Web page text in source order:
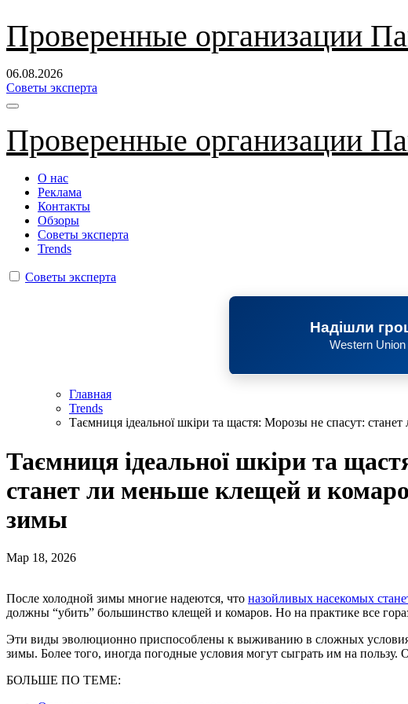
Перейти
содержанию
Проверенные организации
06.08.2026
Советы эксперта
Проверенные организации
О нас
Реклама
Контакты
Обзоры
Советы эксперта
Trends
Советы эксперта
Надішли
Western
Главная
Trends
Таємниця ідеальної шкіри та щастя: Морозы не спасут:
Таємниця ідеальної шкіри та
станет ли меньше клещей и
зимы
Мар 18, 2026
После холодной зимы многие надеются, что назойливых насекомых
должны “убить” большинство клещей и комаров. Но на практике все
Эти виды эволюционно приспособлены к выживанию в сложных
зимы. Более того, иногда погодные условия могут сыграть им на пользу.
БОЛЬШЕ ПО ТЕМЕ: